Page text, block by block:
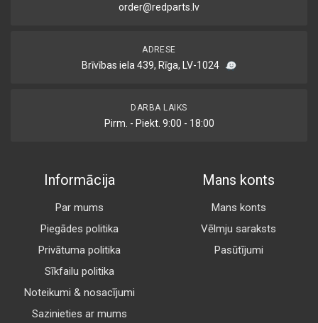
order@redparts.lv
ADRESE
Brīvības iela 439, Rīga, LV-1024
DARBA LAIKS
Pirm. - Piekt. 9:00 - 18:00
Informācija
Par mums
Piegādes politika
Privātuma politika
Sīkfailu politika
Noteikumi & nosacījumi
Sazinieties ar mums
Mans konts
Mans konts
Vēlmju saraksts
Pasūtījumi